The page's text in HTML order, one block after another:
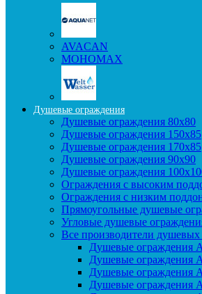
AVACAN
МОНОМАХ
Душевые ограждения
Душевые ограждения 80x80
Душевые ограждения 150x85
Душевые ограждения 170x85
Душевые ограждения 90x90
Душевые ограждения
Ограждения с высоким
Ограждения с низким
Прямоугольные душевые
Угловые душевые
Все производители
Душевые ограждения
Душевые ограждения
Душевые ограждения
Душевые ограждения